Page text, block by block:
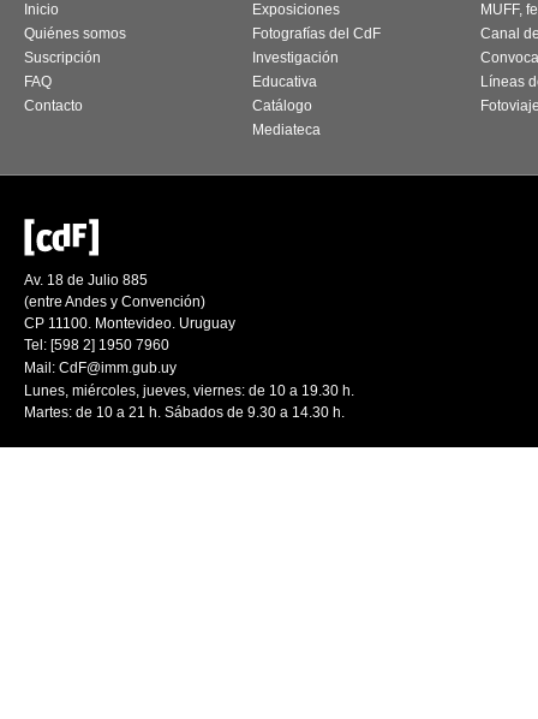
Inicio
Quiénes somos
Suscripción
FAQ
Contacto
Exposiciones
Fotografías del CdF
Investigación
Educativa
Catálogo
Mediateca
MUFF,
Canal
Líneas
Av. 18 de Julio 885
(entre Andes y Convención)
CP 11100. Montevideo. Uruguay
Tel: [598 2] 1950 7960
Mail: CdF@imm.gub.uy
Lunes, miércoles, jueves, viernes: de 10 a 19.30 h.
Martes: de 10 a 21 h. Sábados de 9.30 a 14.30 h.